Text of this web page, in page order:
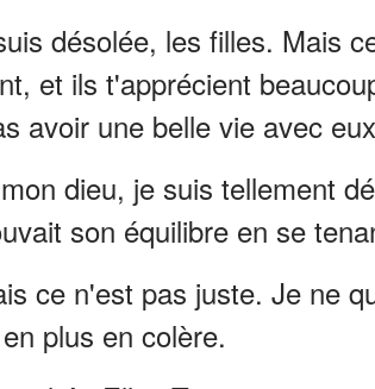
désolée, les filles. Mais
et ils t'apprécient
avoir une belle vie avec
dieu, je suis tellement
son équilibre en se
ce n'est pas juste. Je ne
plus en colère.